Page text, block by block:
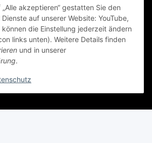
akzeptieren“ gestatten Sie den
auf unserer Website: YouTube,
können die Einstellung jederzeit ändern
links unten). Weitere Details finden
und in unserer
.
und Bestellungen
und Retouren